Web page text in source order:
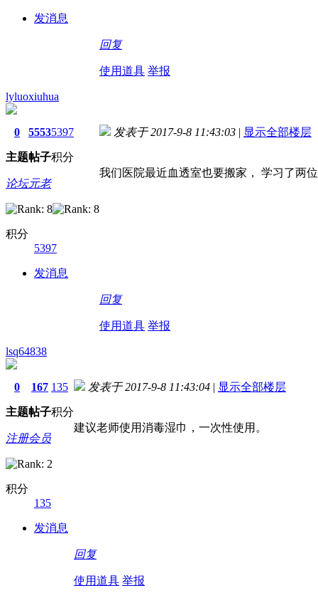
发消息
回复
使用道具 举报
lyluoxiuhua
0
主题
5553
帖子
5397
积分
论坛元老
积分
5397
发消息
发表于 2017-9-8 11:43:03 | 显示全部楼层
我们医院最近血透室也要搬家， 学习了两
回复
使用道具 举报
lsq64838
0
主题
167
帖子
135
积分
注册会员
积分
135
发消息
发表于 2017-9-8 11:43:04 | 显示全部楼层
建议老师使用消毒湿巾，一次性使用。
回复
使用道具 举报